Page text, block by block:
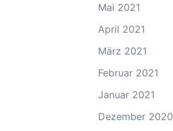
Mai 2021
April 2021
März 2021
Februar 2021
Januar 2021
Dezember 2020